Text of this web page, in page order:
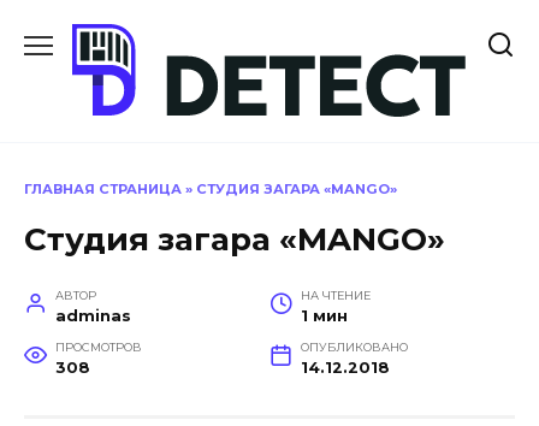
содержанию
ГЛАВНАЯ СТРАНИЦА » СТУДИЯ ЗАГАРА «MANGO»
Студия загара «MANGO»
АВТОР
adminas
НА ЧТЕНИЕ
1 мин
ПРОСМОТРОВ
308
ОПУБЛИКОВАНО
14.12.2018